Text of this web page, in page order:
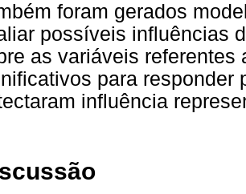
foram gerados
possíveis influências
as variáveis referentes
para responder
influência